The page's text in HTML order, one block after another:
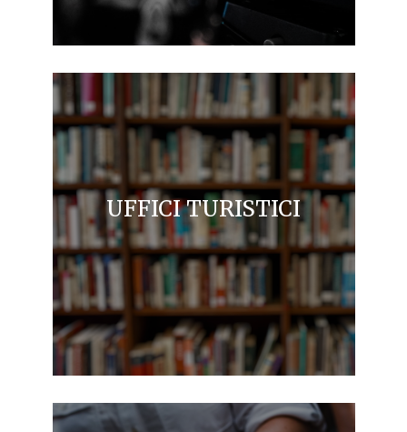
UFFICI TURISTICI